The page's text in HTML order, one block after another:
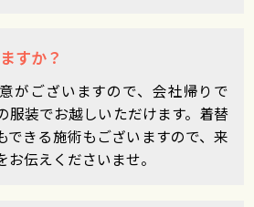
すか？
がございますので、会社帰りで
服装でお越しいただけます。着替
できる施術もございますので、来
お伝えくださいませ。